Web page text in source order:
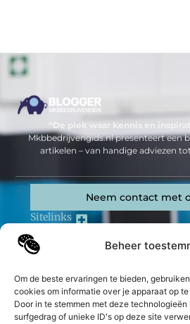
Beheer
Om de beste ervaringen te bieden,
cookies om informatie over je apparaat op
Door in te stemmen met deze
surfgedrag of unieke ID's op deze site
“De plek waar kennis en
Mkbbedrijvengids.nl presenteert een
artikelen – van handige adviezen
Sitelinks
De best gelezen stukken op een rij
Een professionele slotenmaker
inschakelen?
Bericht categorie
Neem contact met